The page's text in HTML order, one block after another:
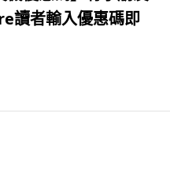
讀者輸入優惠碼即